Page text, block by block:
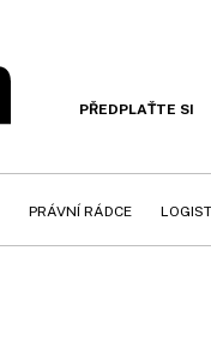
PŘEDPLAŤTE SI
PRÁVNÍ RÁDCE